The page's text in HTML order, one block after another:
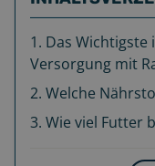
1. Das
Versorgung mit
2. Welche
3. Wie viel Futter